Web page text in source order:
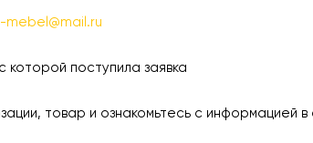
mebel@mail.ru
поступила заявка
товар и ознакомьтесь с информацией в